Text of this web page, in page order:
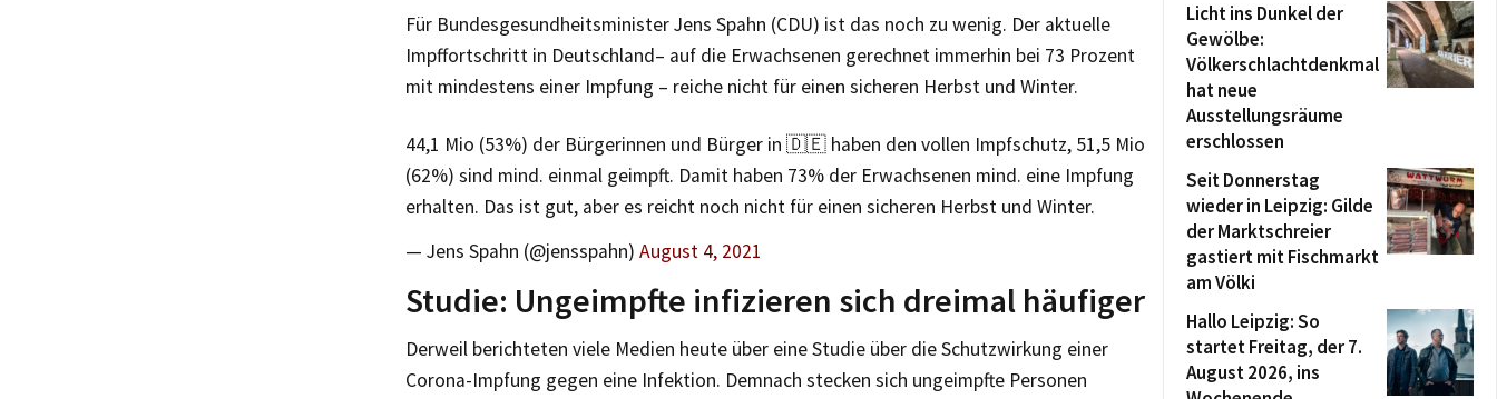
Für Bundesgesundheitsminister Jens Spahn (CDU) ist das noch zu wenig. Der aktuelle
Impffortschritt in Deutschland– auf die Erwachsenen gerechnet immerhin bei 73 Prozent
mit mindestens einer Impfung – reiche nicht für einen sicheren Herbst und Winter.
44,1 Mio (53%) der Bürgerinnen und Bürger in 🇩🇪 haben den vollen Impfschutz, 51,5 Mio
(62%) sind mind. einmal geimpft. Damit haben 73% der Erwachsenen mind. eine Impfung
erhalten. Das ist gut, aber es reicht noch nicht für einen sicheren Herbst und Winter.
— Jens Spahn (@jensspahn) August 4, 2021
Studie: Ungeimpfte infizieren sich dreimal häufiger
Derweil berichteten viele Medien heute über eine Studie über die Schutzwirkung einer
Corona-Impfung gegen eine Infektion. Demnach stecken sich ungeimpfte Personen
Licht ins Dunkel der
Gewölbe:
Völkerschlachtdenkmal
hat neue
Ausstellungsräume
erschlossen
Seit Donnerstag
wieder in Leipzig: Gilde
der Marktschreier
gastiert mit Fischmarkt
am Völki
Hallo Leipzig: So
startet Freitag, der 7.
August 2026, ins